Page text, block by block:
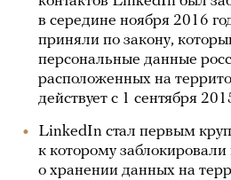
в середине ноября 2016
приняли по закону,
персональные данные
расположенных на
действует с 1 сентября
LinkedIn стал первым
к которому заблокировали
о хранении данных на